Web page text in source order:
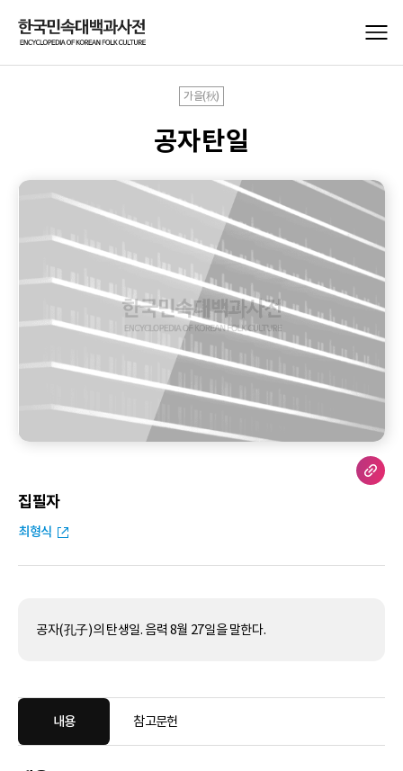
가을(秋)
공자탄일
집필자
최형식
공자(孔子)의 탄생일. 음력 8월 27일을 말한다.
내용 참고문헌